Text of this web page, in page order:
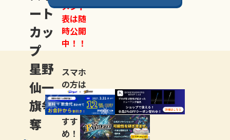
ート
カッ
プ
星野
仙一
旗争
奪
メント
表は随
時公開
中！！
スマホ
の方は
LINE登
録がお
すす
め！